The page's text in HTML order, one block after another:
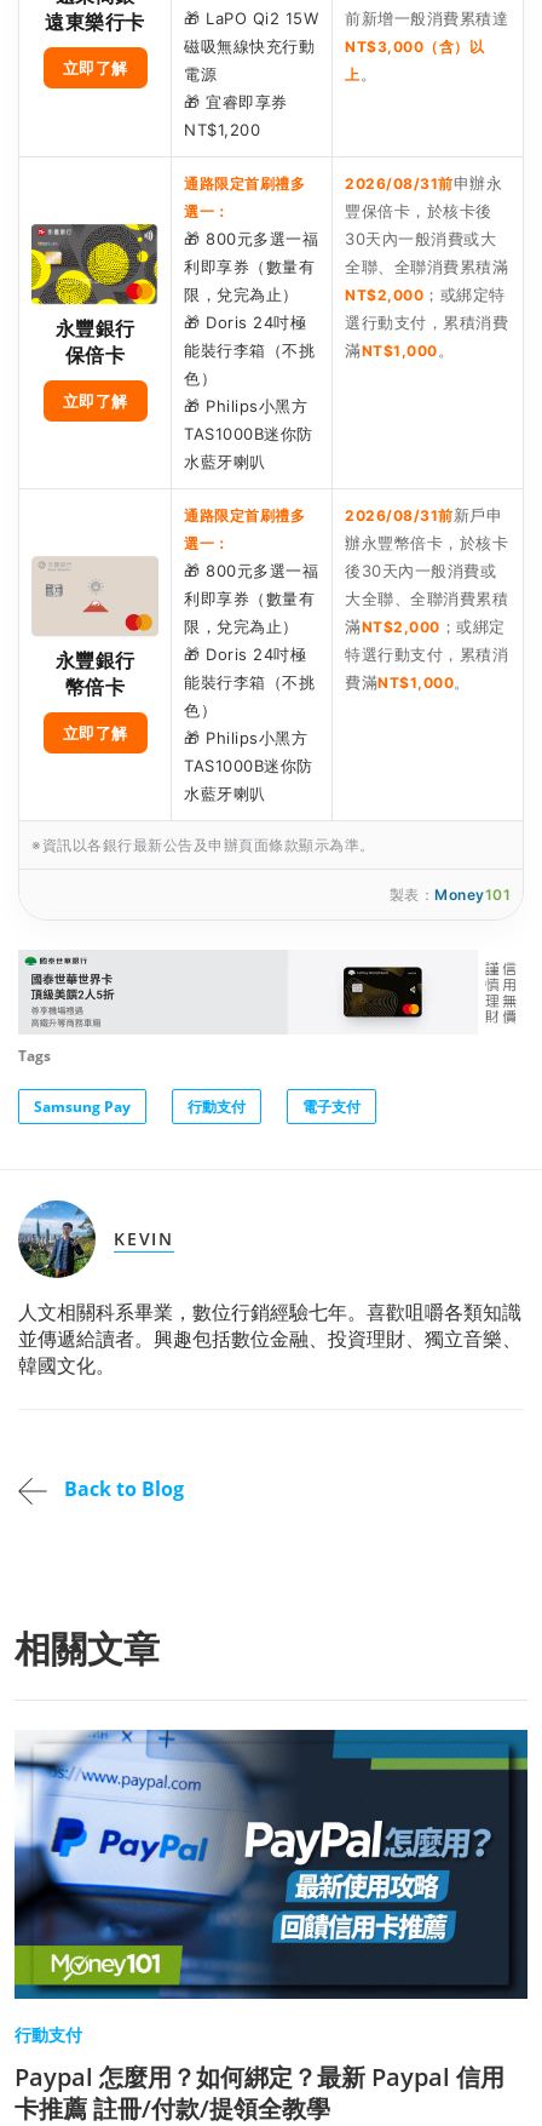
遠東樂行卡
立即了解
🎁 LaPO Qi2 15W
磁吸無線快充行動
電源
🎁 宜睿即享券
NT$1,200
前新增一般消費累積達
NT$3,000（含）以
上 。
永豐銀行
保倍卡
立即了解
通路限定首刷禮多
選一：
🎁 800元多選一福
利即享券（數量有
限，兌完為止）
🎁 Doris 24吋極
能裝行李箱（不挑
色）
🎁 Philips小黑方
TAS1000B迷你防
水藍牙喇叭
2026/08/31前申辦永
豐保倍卡，於核卡後
30天內一般消費或大
全聯、全聯消費累積滿
NT$2,000 ；或綁定特
選行動支付，累積消費
滿NT$1,000 。
永豐銀行
幣倍卡
立即了解
通路限定首刷禮多
選一：
🎁 800元多選一福
利即享券（數量有
限，兌完為止）
🎁 Doris 24吋極
能裝行李箱（不挑
色）
🎁 Philips小黑方
TAS1000B迷你防
水藍牙喇叭
2026/08/31前新戶申
辦永豐幣倍卡，於核卡
後30天內一般消費或
大全聯、全聯消費累積
滿NT$2,000 ；或綁定
特選行動支付，累積消
費滿NT$1,000。
※資訊以各銀行最新公告及申辦頁面條款顯示為準。
製表： Money101
Tags
Samsung Pay 行動支付 電子支付
KEVIN
人文相關科系畢業，數位行銷經驗七年。喜歡咀嚼各類知識
並傳遞給讀者。興趣包括數位金融、投資理財、獨立音樂、
韓國文化。
Back to Blog
相關文章
行動支付
Paypal 怎麼用？如何綁定？最新 Paypal 信用
卡推薦 註冊/付款/提領全教學